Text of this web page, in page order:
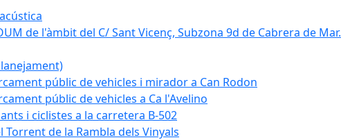
de l'àmbit del C/ Sant Vicenç, Subzona 9d de Cabrera de Mar.
públic de vehicles i mirador a Can Rodon
públic de vehicles a Ca l'Avelino
i ciclistes a la carretera B-502
de la Rambla dels Vinyals